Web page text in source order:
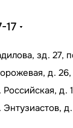
17
зд. 27,
д. 26,
Российская, д.
д.